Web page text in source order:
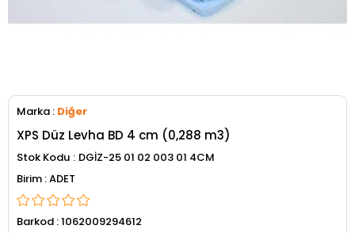
Marka : Diğer
XPS Düz Levha BD 4 cm (0,288 m3)
Stok Kodu
DGİZ-25 01 02 003 01 4CM
ADET
Barkod :1062009294612